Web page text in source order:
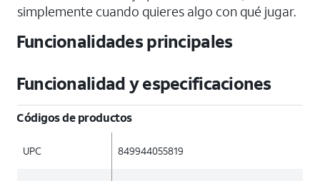
simplemente cuando quieres algo con qué jugar.
Funcionalidades principales
Funcionalidad y especificaciones
Códigos de productos
UPC 849944055819